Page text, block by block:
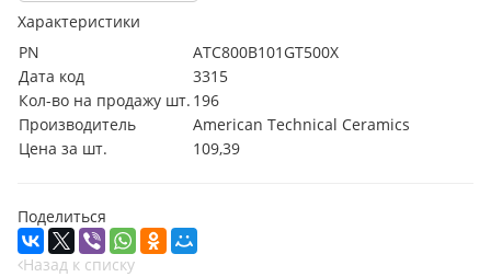
Характеристики
PN
ATC800B101GT500X
Дата код
3315
Кол-во на продажу шт. 196
Производитель
American Technical Ceramics
Цена за шт.
109,39
Поделиться
Назад к списку